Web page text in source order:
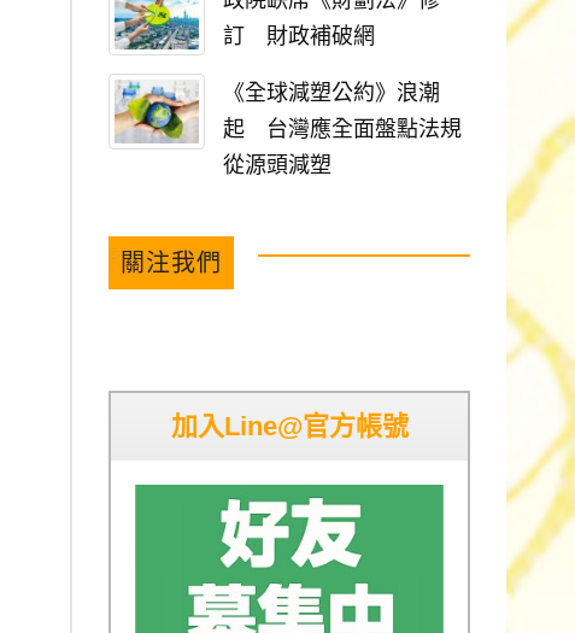
訂 財政補破網
《全球減塑公約》浪潮
起 台灣應全面盤點法規
從源頭減塑
關注我們
加入Line@官方帳號